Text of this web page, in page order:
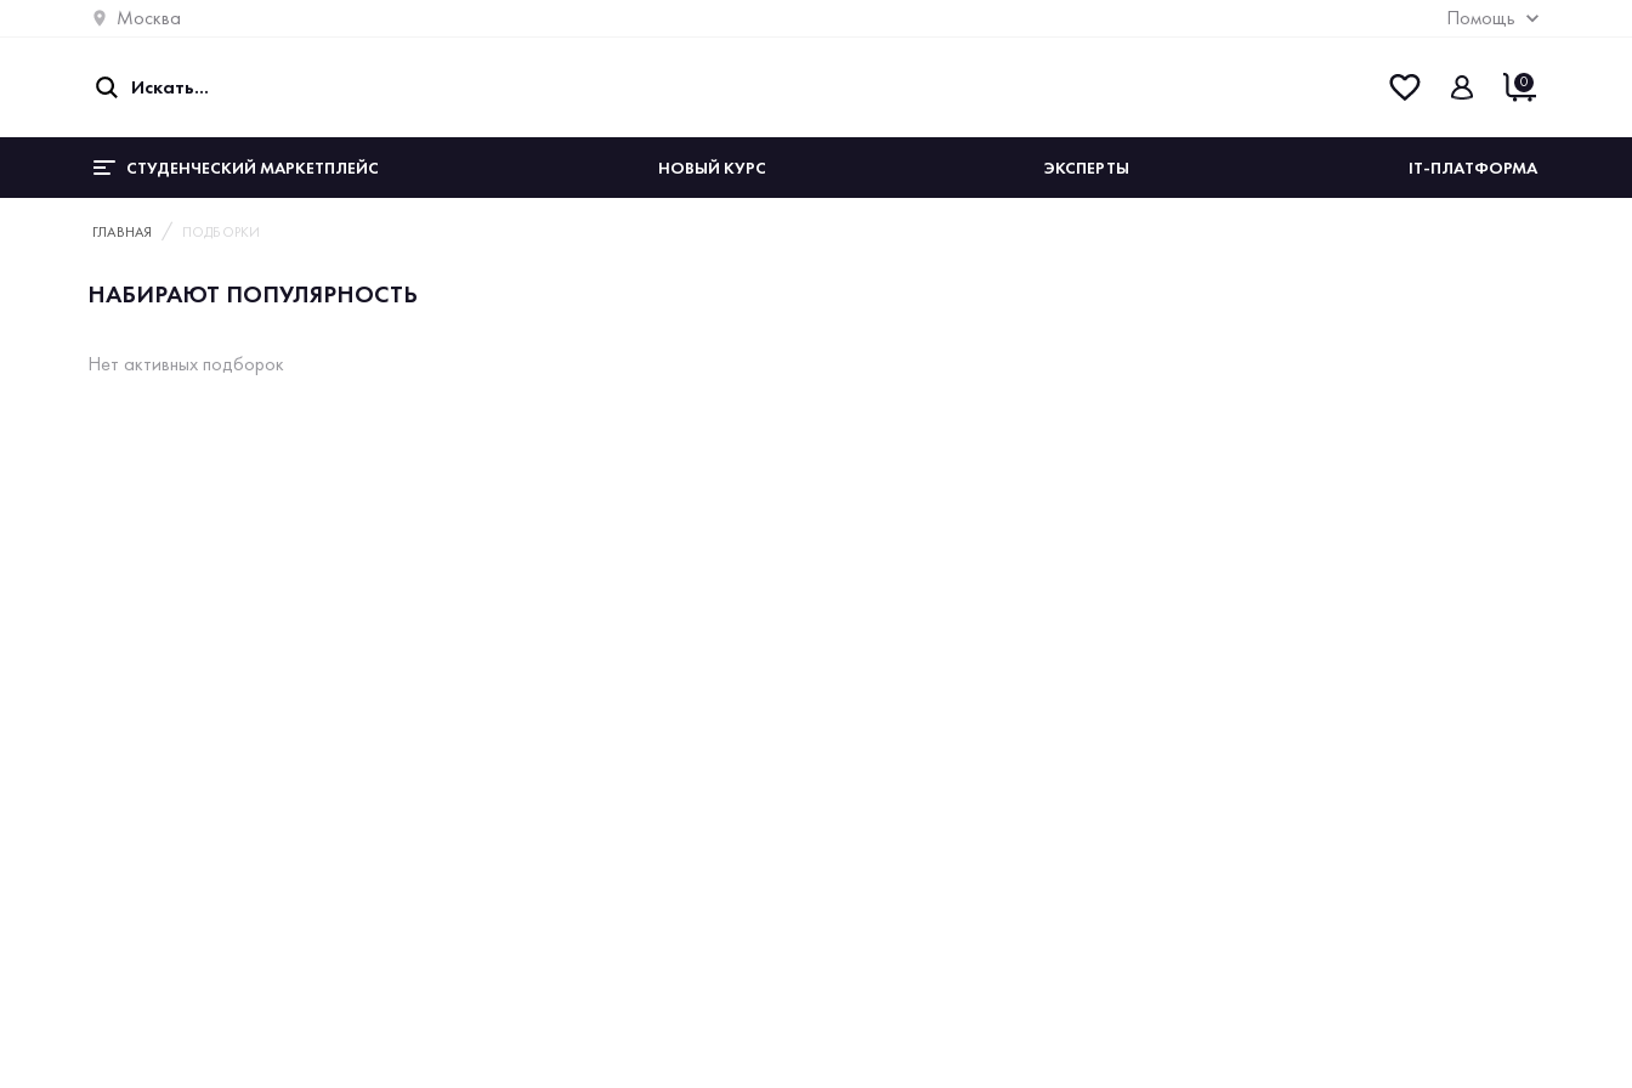
Москва Помощь
0
СТУДЕНЧЕСКИЙ МАРКЕТПЛЕЙС НОВЫЙ КУРС ЭКСПЕРТЫ IT-ПЛАТФОРМА
ГЛАВНАЯ ПОДБОРКИ
НАБИРАЮТ ПОПУЛЯРНОСТЬ
Нет активных подборок